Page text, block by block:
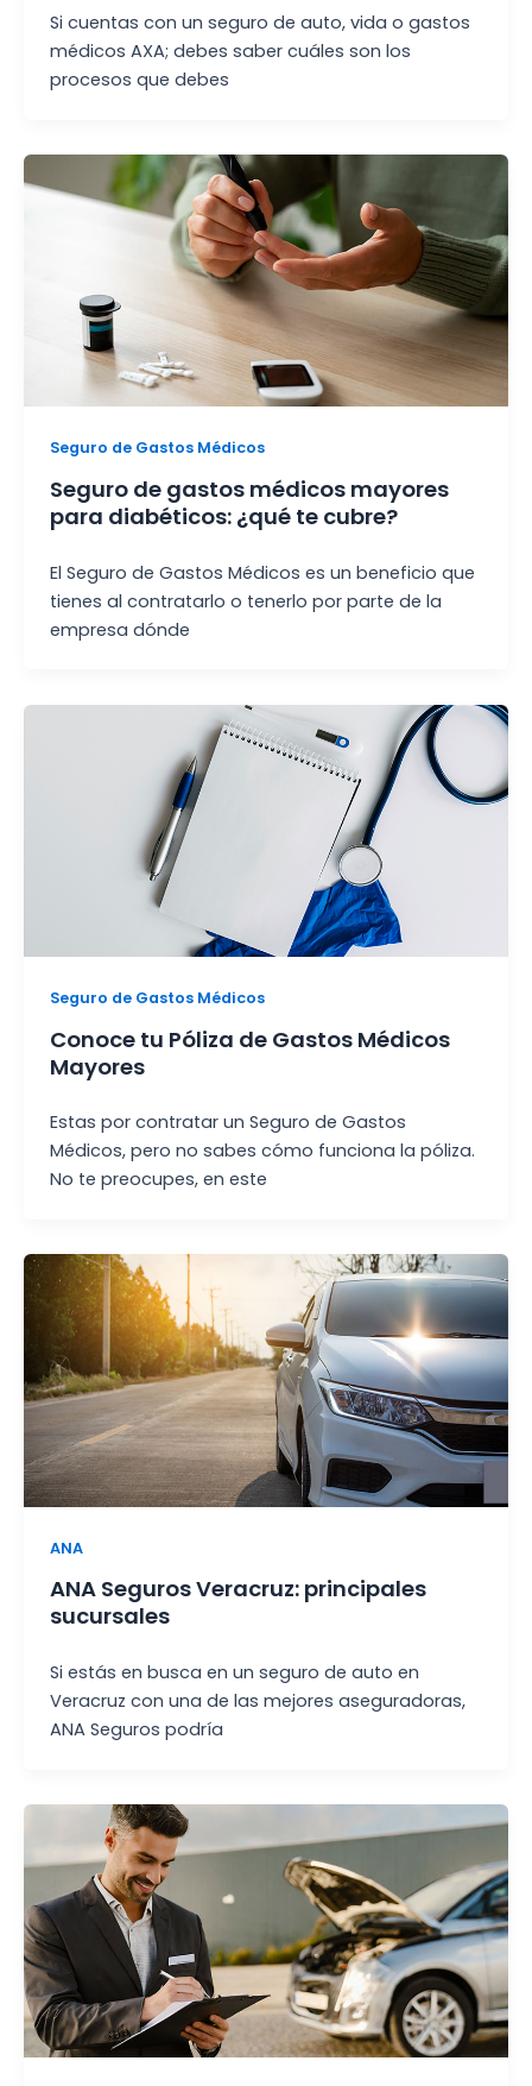
Si cuentas con un seguro de auto, vida o gastos
médicos AXA; debes saber cuáles son los
procesos que debes
Seguro de Gastos Médicos
Seguro de gastos médicos mayores
para diabéticos: ¿qué te cubre?
El Seguro de Gastos Médicos es un beneficio que
tienes al contratarlo o tenerlo por parte de la
empresa dónde
Seguro de Gastos Médicos
Conoce tu Póliza de Gastos Médicos
Mayores
Estas por contratar un Seguro de Gastos
Médicos, pero no sabes cómo funciona la póliza.
No te preocupes, en este
ANA
ANA Seguros Veracruz: principales
sucursales
Si estás en busca en un seguro de auto en
Veracruz con una de las mejores aseguradoras,
ANA Seguros podría